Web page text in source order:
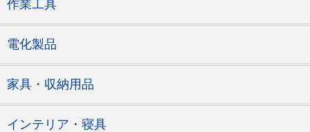
作業工具
電化製品
家具・収納用品
インテリア・寝具